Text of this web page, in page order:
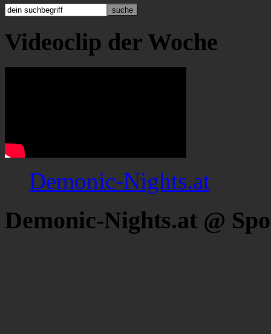
Videoclip der Woche
Demonic-Nights.at
Demonic-Nights.at @